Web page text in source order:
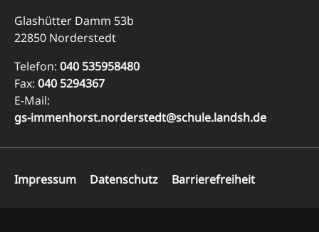
Glashütter Damm 53b
22850 Norderstedt
Telefon: 040 535958480
Fax: 040 5294367
E-Mail:
gs-immenhorst.norderstedt@schule.landsh.de
überspringen
Impressum Datenschutz Barrierefreiheit